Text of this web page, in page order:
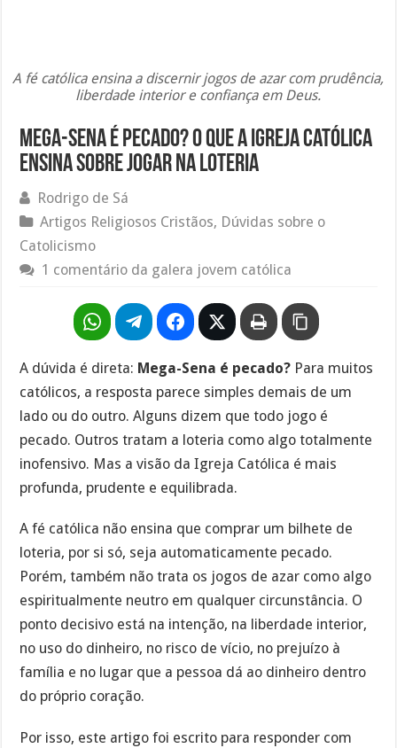
A fé católica ensina a discernir jogos de azar com prudência,
liberdade interior e confiança em Deus.
Mega-Sena é pecado? O que a Igreja Católica
ensina sobre jogar na loteria
Rodrigo de Sá
Artigos Religiosos Cristãos, Dúvidas sobre o
Catolicismo
1 comentário da galera jovem católica
A dúvida é direta: Mega-Sena é pecado? Para muitos
católicos, a resposta parece simples demais de um
lado ou do outro. Alguns dizem que todo jogo é
pecado. Outros tratam a loteria como algo totalmente
inofensivo. Mas a visão da Igreja Católica é mais
profunda, prudente e equilibrada.
A fé católica não ensina que comprar um bilhete de
loteria, por si só, seja automaticamente pecado.
Porém, também não trata os jogos de azar como algo
espiritualmente neutro em qualquer circunstância. O
ponto decisivo está na intenção, na liberdade interior,
no uso do dinheiro, no risco de vício, no prejuízo à
família e no lugar que a pessoa dá ao dinheiro dentro
do próprio coração.
Por isso, este artigo foi escrito para responder com